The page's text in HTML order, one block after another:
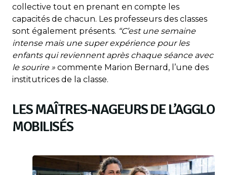
collective tout en prenant en compte les
capacités de chacun. Les professeurs des classes
sont également présents. “C’est une semaine
intense mais une super expérience pour les
enfants qui reviennent après chaque séance avec
le sourire » commente Marion Bernard, l’une des
institutrices de la classe.
LES MAÎTRES-NAGEURS DE L’AGGLO
MOBILISÉS